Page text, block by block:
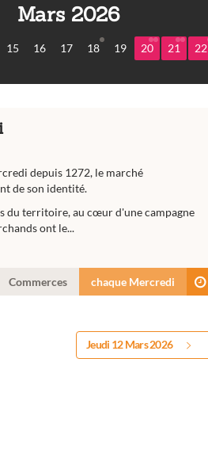
Mars 2026
15 16 17 18 19 20 21 22
depuis 1272, le marché
de son identité.
du territoire, au cœur d'une campagne
ont le...
Commerces chaque Mercredi
Jeudi 12 Mars 2026